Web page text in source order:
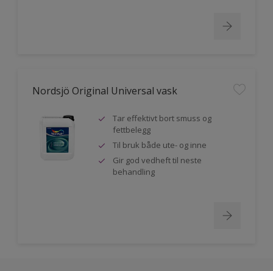
Nordsjö Original Universal vask
Tar effektivt bort smuss og
fettbelegg
Til bruk både ute- og inne
Gir god vedheft til neste
behandling